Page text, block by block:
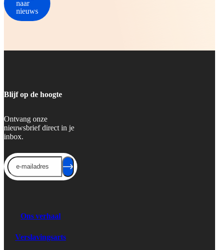
naar
nieuws
Blijf op de hoogte
Ontvang onze
nieuwsbrief direct in je
inbox.
Ons verhaal
Verslavingsarts